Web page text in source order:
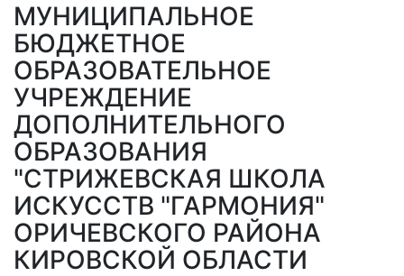
МУНИЦИПАЛЬНОЕ
БЮДЖЕТНОЕ
ОБРАЗОВАТЕЛЬНОЕ
УЧРЕЖДЕНИЕ
ДОПОЛНИТЕЛЬНОГО
ОБРАЗОВАНИЯ
"СТРИЖЕВСКАЯ ШКОЛА
ИСКУССТВ "ГАРМОНИЯ"
ОРИЧЕВСКОГО РАЙОНА
КИРОВСКОЙ ОБЛАСТИ